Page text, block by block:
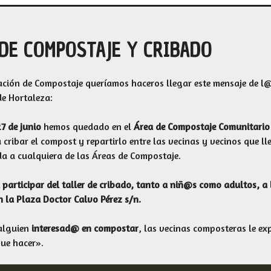
COMPOSTAJE Y CRIBADO
de Compostaje queríamos haceros llegar este mensaje de
Hortaleza:
de junio hemos quedado en el Área de Compostaje
el compost y repartirlo entre las vecinas y vecinos que
a cualquiera de las Áreas de Compostaje.
participar del taller de cribado, tanto a niñ@s como adultos, a
la Plaza Doctor Calvo Pérez s/n.
interesad@ en compostar, las vecinas composteras le
hacer».